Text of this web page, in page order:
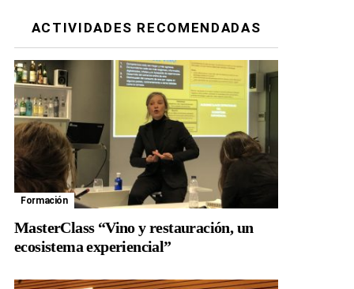
ACTIVIDADES RECOMENDADAS
Formación
MasterClass “Vino y restauración, un
ecosistema experiencial”